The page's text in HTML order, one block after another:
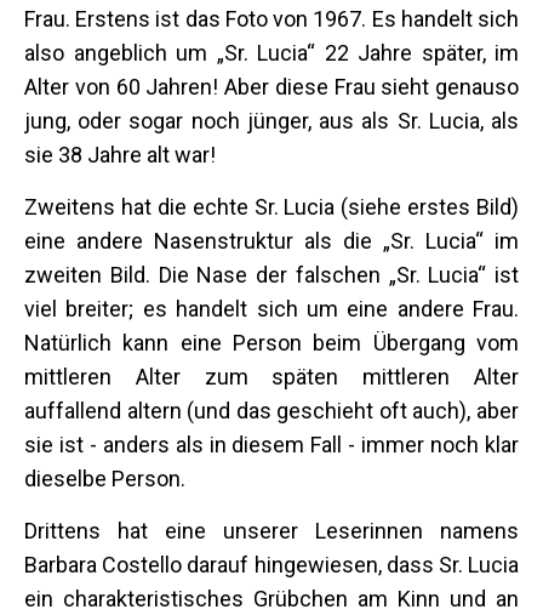
Frau. Erstens ist das Foto von 1967. Es handelt sich
also angeblich um „Sr. Lucia“ 22 Jahre später, im
Alter von 60 Jahren! Aber diese Frau sieht genauso
jung, oder sogar noch jünger, aus als Sr. Lucia, als
sie 38 Jahre alt war!
Zweitens hat die echte Sr. Lucia (siehe erstes Bild)
eine andere Nasenstruktur als die „Sr. Lucia“ im
zweiten Bild. Die Nase der falschen „Sr. Lucia“ ist
viel breiter; es handelt sich um eine andere Frau.
Natürlich kann eine Person beim Übergang vom
mittleren Alter zum späten mittleren Alter
auffallend altern (und das geschieht oft auch), aber
sie ist - anders als in diesem Fall - immer noch klar
dieselbe Person.
Drittens hat eine unserer Leserinnen namens
Barbara Costello darauf hingewiesen, dass Sr. Lucia
ein charakteristisches Grübchen am Kinn und an